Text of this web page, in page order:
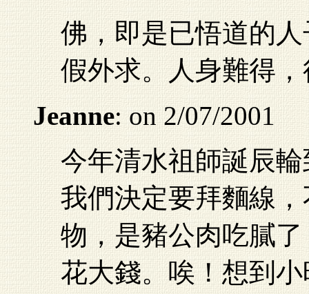
佛，即是已悟道的
假外求。人身難得
Jeanne: on 2/07/2001
今年清水祖師誕辰
我們決定要拜麵線
物，是豬公肉吃膩
花大錢。唉！想到